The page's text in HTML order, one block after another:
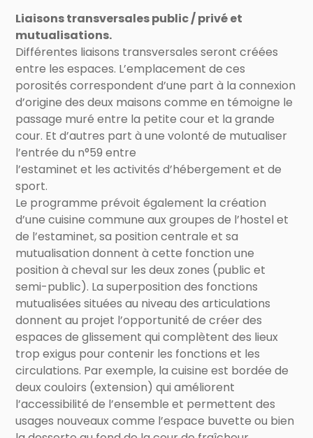
Liaisons transversales public / privé et
mutualisations.
Différentes liaisons transversales seront créées
entre les espaces. L’emplacement de ces
porosités correspondent d’une part à la connexion
d’origine des deux maisons comme en témoigne le
passage muré entre la petite cour et la grande
cour. Et d’autres part à une volonté de mutualiser
l’entrée du n°59 entre
l’estaminet et les activités d’hébergement et de
sport.
Le programme prévoit également la création
d’une cuisine commune aux groupes de l’hostel et
de l’estaminet, sa position centrale et sa
mutualisation donnent à cette fonction une
position à cheval sur les deux zones (public et
semi-public). La superposition des fonctions
mutualisées situées au niveau des articulations
donnent au projet l’opportunité de créer des
espaces de glissement qui complètent des lieux
trop exigus pour contenir les fonctions et les
circulations. Par exemple, la cuisine est bordée de
deux couloirs (extension) qui améliorent
l’accessibilité de l’ensemble et permettent des
usages nouveaux comme l’espace buvette ou bien